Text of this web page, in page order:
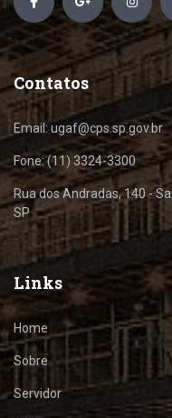
Contatos
Email: ugaf@cps.sp.gov.br
Fone: (11) 3324-3300
Rua dos Andradas, 140 -
SP
Links
Home
Sobre
Servidor